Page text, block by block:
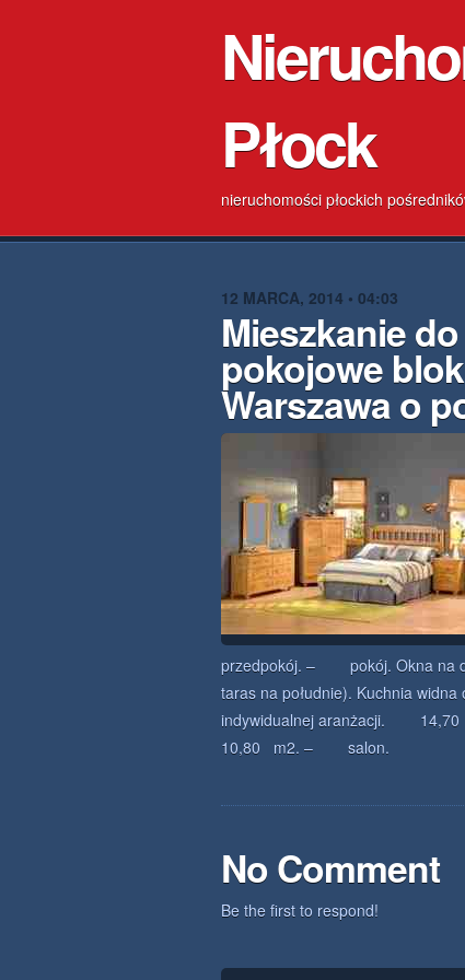
Płock
nieruchomości płockich
12 MARCA, 2014 • 04:03
Mieszkanie
pokojowe
Warszawa o
przedpokój. – pokój. Okna na
taras na południe). Kuchnia
indywidualnej aranżacji.
10,80 m2. – salon.
No Comment
Be the first to respond!